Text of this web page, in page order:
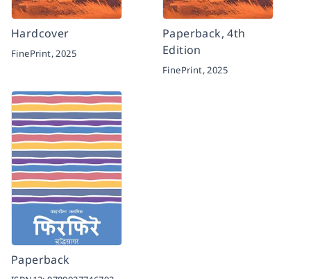
Hardcover
FinePrint,2025
Paperback, 4th
Edition
FinePrint,2025
Paperback